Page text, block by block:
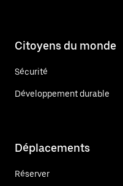
Citoyens du monde
Sécurité
Développement durable
Déplacements
Réserver